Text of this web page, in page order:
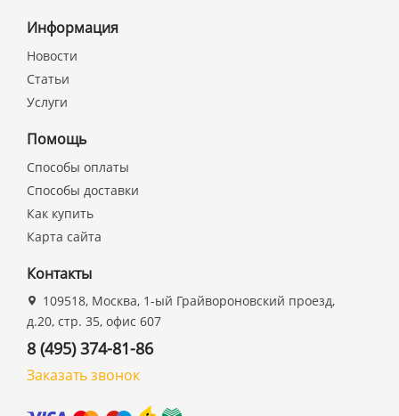
Информация
Новости
Статьи
Услуги
Помощь
Способы оплаты
Способы доставки
Как купить
Карта сайта
Контакты
109518, Москва, 1-ый Грайвороновский проезд,
д.20, стр. 35, офис 607
8 (495) 374-81-86
Заказать звонок